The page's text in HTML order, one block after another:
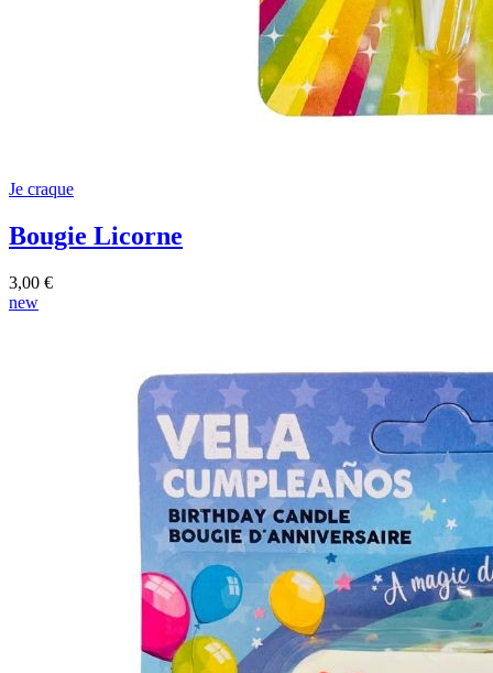
Je craque
Bougie Licorne
3,00 €
new